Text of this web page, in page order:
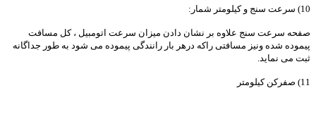
10) سرعت سنج و کیلومتر شمار:
صفحه سرعت سنج علاوه بر نشان دادن میزان سرعت اتومبیل ، کل مسافت
پیموده شده ونیز مسافتی راکه درهر بار رانندگی پیموده می شود به طور جداگانه
ثبت می نماید.
11) صفرکن کیلومتر